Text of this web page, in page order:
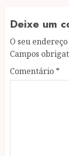
Deixe um
O seu
Campos
Comentário *